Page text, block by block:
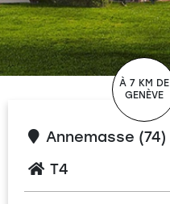
À 7 KM DE
GENÈVE
Annemasse (74)
T4